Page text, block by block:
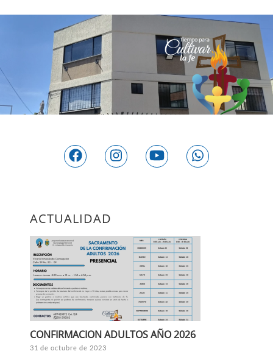
ACTUALIDAD
CONFIRMACION ADULTOS AÑO 2026
31 de octubre de 2023